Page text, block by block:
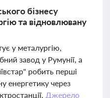
бізнесу
та відновлювану
у металургію,
завод у Румунії, а
робить перші
енергетику через
Джерело